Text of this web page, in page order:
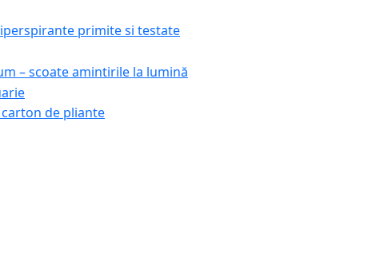
primite si testate
– scoate amintirile la lumină
de pliante